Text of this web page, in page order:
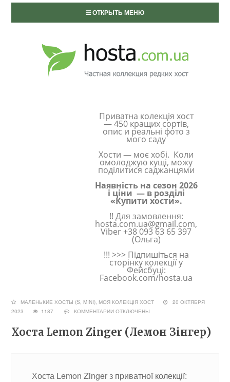
ОТКРЫТЬ МЕНЮ
Приватна колекція хост
— 450 кращих сортів,
опис и реальні фото з
мого саду
Хости — моє хобі. Коли
омолоджую кущі, можу
поділитися саджанцями
Наявність на сезон 2026
і ціни — в розділі
«Купити хости».
!! Для замовлення:
hosta.com.ua@gmail.com,
Viber +38 093 63 65 397
(Ольга)
!!! >>> Підпишіться на
сторінку колекції у
Фейсбуці:
Facebook.com/hosta.ua
МАЛЕНЬКИЕ ХОСТЫ (S, MINI), МОЯ КОЛЕКЦІЯ ХОСТ
20 ОКТЯБРЯ
2023
1187 КОММЕНТАРИИ ОТКЛЮЧЕНЫ
Хоста Lemon Zinger (Лемон Зінгер)
Хоста Lemon Zinger з приватної колекції: